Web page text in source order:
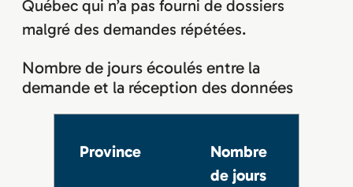
Québec qui n’a pas fourni de dossiers
malgré des demandes répétées.
Nombre de jours écoulés entre la
demande et la réception des données
Province
Nombre
de jours